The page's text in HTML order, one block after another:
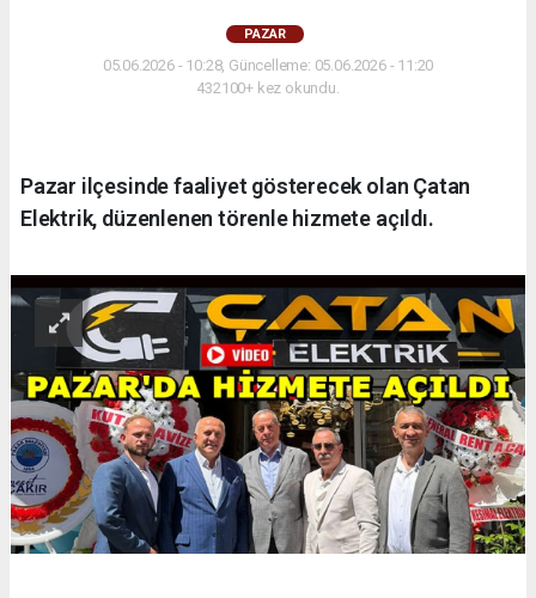
PAZAR
05.06.2026 - 10:28, Güncelleme: 05.06.2026 - 11:20
432100+ kez okundu.
Pazar ilçesinde faaliyet gösterecek olan Çatan
Elektrik, düzenlenen törenle hizmete açıldı.